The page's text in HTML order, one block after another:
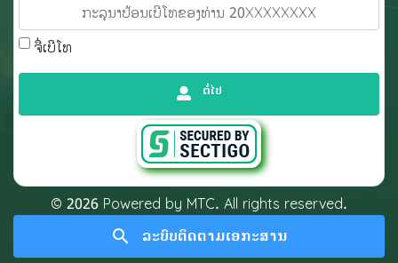
ຈື່ເບີໂທ
ຕໍ່ໄປ
©️ 2026 Powered by MTC. All rights reserved.
search
ລະບົບຕິດຕາມເອກະສານ